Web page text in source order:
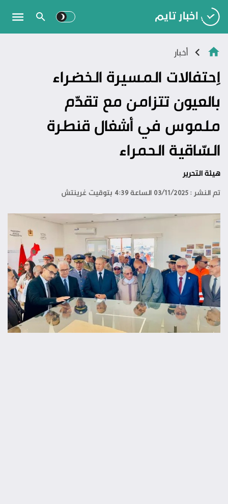
أخبار
اِحتفالات المسيرة الخضراء
بالعيون تتزامن مع تقدّم
ملموس في أشغال قنطرة
السّاقية الحمراء
هيئة التحرير
تم النشر : 03/11/2025 الساعة 4:39 بتوقيت غرينتش